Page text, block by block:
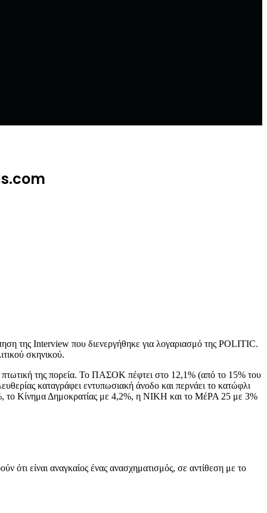
της Interview που διενεργήθηκε για λογαριασμό της POLITIC.
σκηνικού.
της πορεία. Το ΠΑΣΟΚ πέφτει στο 12,1% (από το 15% του
καταγράφει εντυπωσιακή άνοδο και περνάει το κατώφλι
το Κίνημα Δημοκρατίας με 4,2%, η ΝΙΚΗ και το ΜέΡΑ 25 με 3%
είναι αναγκαίος ένας ανασχηματισμός, σε αντίθεση με το